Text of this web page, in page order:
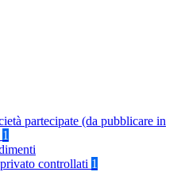
partecipate (da pubblicare in
1
controllati 1